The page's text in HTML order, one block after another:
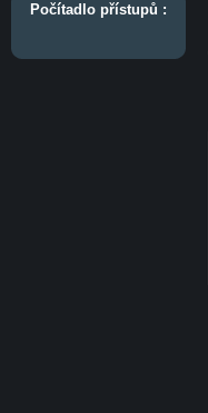
Počítadlo přístupů :